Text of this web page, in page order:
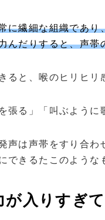
に繊細な組織であ
んだりすると、声帯
ると、喉のヒリヒリ
張る」「叫ぶように
声は声帯をすり合
できるたこのような
が入りすぎ